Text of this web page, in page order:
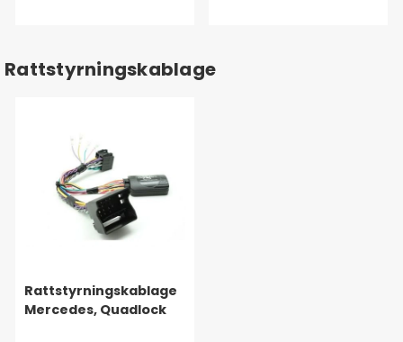
Rattstyrningskablage
Rattstyrningskablage
Mercedes, Quadlock